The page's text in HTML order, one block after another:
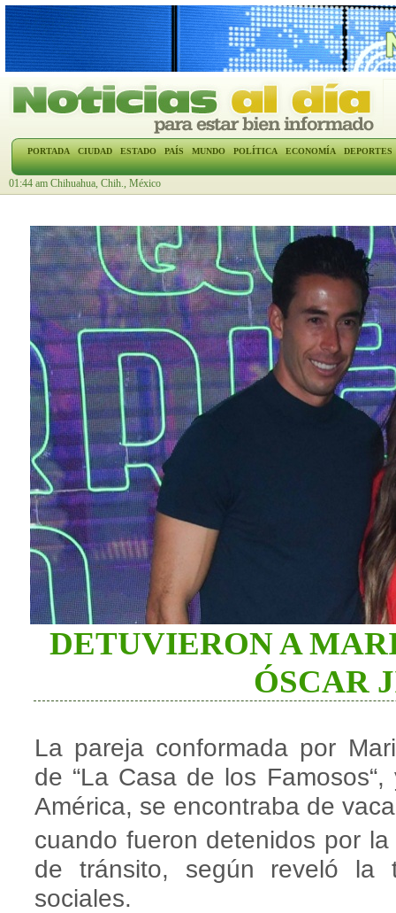
PORTADA CIUDAD ESTADO PAÍS MUNDO POLÍTICA ECONOMÍA DEPORTES
01:44 am Chihuahua, Chih., México
DETUVIERON A
ÓSCAR
La pareja conformada por
de “La Casa de los
América, se encontraba de
cuando fueron detenidos por
de tránsito, según reveló la
sociales.